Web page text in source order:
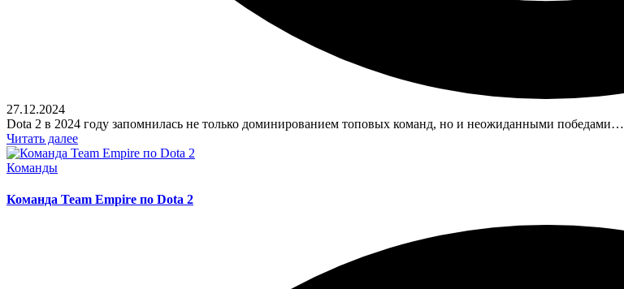
27.12.2024
Dota 2 в 2024 году запомнилась не только доминированием топовых команд, но и неожиданными победами…
Читать далее
Posted
Команды
Команда Team Empire по Dota 2